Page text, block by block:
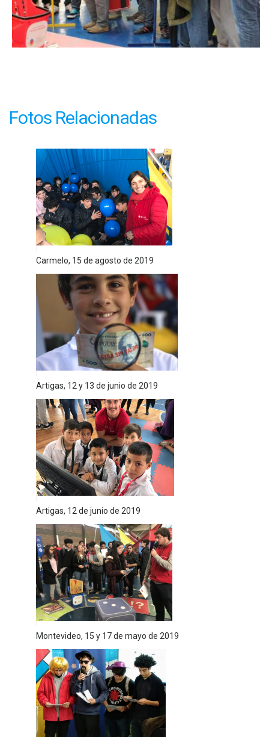
Fotos Relacionadas
Carmelo, 15 de agosto de 2019
Artigas, 12 y 13 de junio de 2019
Artigas, 12 de junio de 2019
Montevideo, 15 y 17 de mayo de 2019